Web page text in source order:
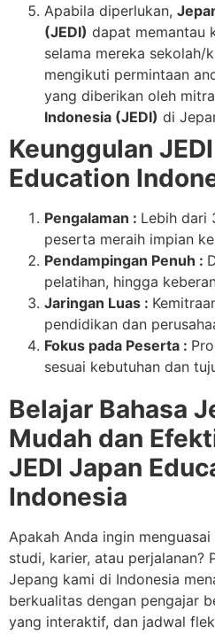
Apabila diperlukan,
(JEDI) dapat memantau
selama mereka sekolah/
mengikuti permintaan
yang diberikan oleh mitra
Indonesia (JEDI) di
Keunggulan
Education
Pengalaman : Lebih dari
peserta meraih impian
Pendampingan Penuh :
pelatihan, hingga
Jaringan Luas :
pendidikan dan
Fokus pada Peserta :
sesuai kebutuhan dan
Belajar Bahasa
Mudah dan
JEDI Japan
Indonesia
Apakah Anda ingin
studi, karier, atau perjalanan?
Jepang kami di Indonesia
berkualitas dengan pengajar
yang interaktif, dan jadwal